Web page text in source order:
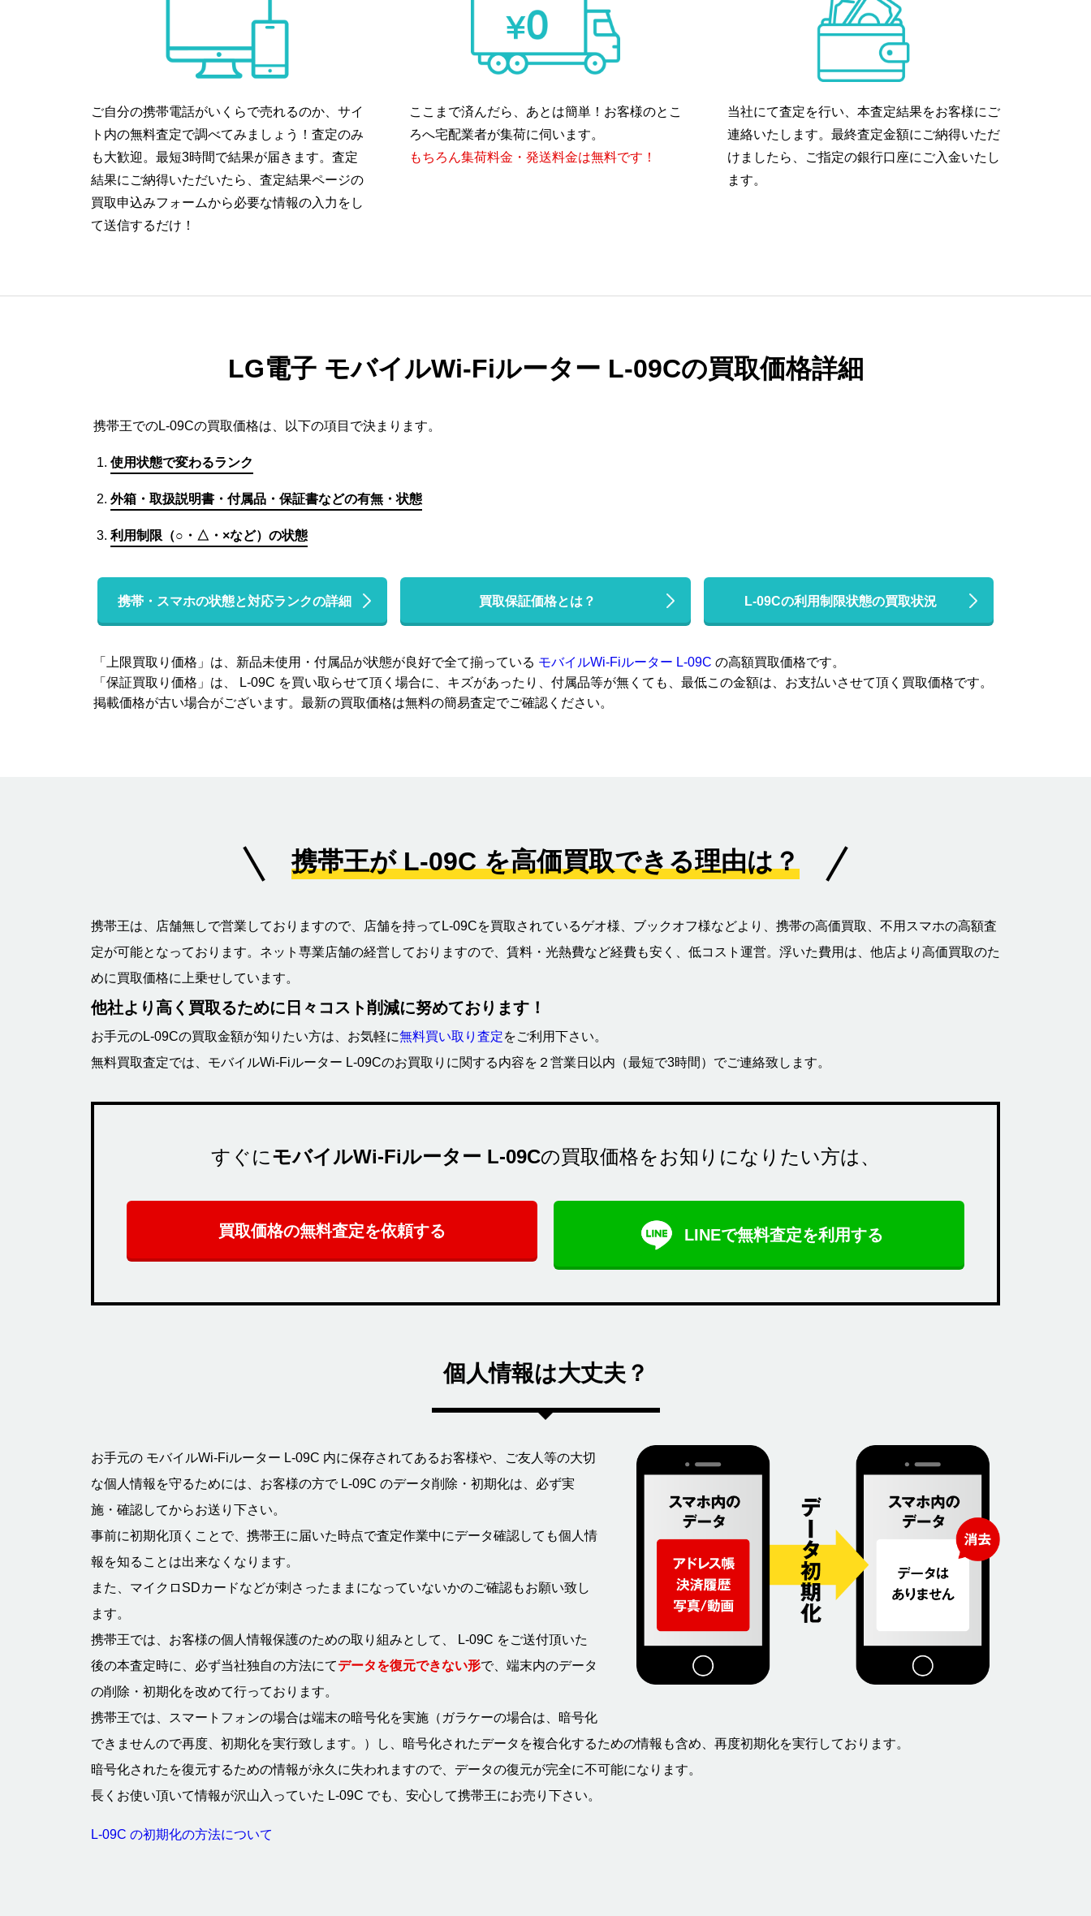
ご自分の携帯電話がいくらで売れるのか、サイ
ト内の無料査定で調べてみましょう！査定のみ
も大歓迎。最短3時間で結果が届きます。査定
結果にご納得いただいたら、査定結果ページの
買取申込みフォームから必要な情報の入力をし
て送信するだけ！
ここまで済んだら、あとは簡単！お客様のとこ
ろへ宅配業者が集荷に伺います。
もちろん集荷料金・発送料金は無料です！
当社にて査定を行い、本査定結果をお客様にご
連絡いたします。最終査定金額にご納得いただ
けましたら、ご指定の銀行口座にご入金いたし
ます。
LG電子 モバイルWi-Fiルーター L-09Cの買取価格詳細
携帯王でのL-09Cの買取価格は、以下の項目で決まります。
使用状態で変わるランク
外箱・取扱説明書・付属品・保証書などの有無・状態
利用制限（○・△・×など）の状態
携帯・スマホの状態と対応ランクの詳細 買取保証価格とは？ L-09Cの利用制限状態の買取状況
「上限買取り価格」は、新品未使用・付属品が状態が良好で全て揃っている モバイルWi-Fiルーター L-09C の高額買取価格です。
「保証買取り価格」は、 L-09C を買い取らせて頂く場合に、キズがあったり、付属品等が無くても、最低この金額は、お支払いさせて頂く買取価格です。
掲載価格が古い場合がございます。最新の買取価格は無料の簡易査定でご確認ください。
携帯王が L-09C を高価買取できる理由は？
携帯王は、店舗無しで営業しておりますので、店舗を持ってL-09Cを買取されているゲオ様、ブックオフ様などより、携帯の高価買取、不用スマホの高額査
定が可能となっております。ネット専業店舗の経営しておりますので、賃料・光熱費など経費も安く、低コスト運営。浮いた費用は、他店より高価買取のた
めに買取価格に上乗せしています。
他社より高く買取るために日々コスト削減に努めております！
お手元のL-09Cの買取金額が知りたい方は、お気軽に無料買い取り査定をご利用下さい。
無料買取査定では、モバイルWi-Fiルーター L-09Cのお買取りに関する内容を２営業日以内（最短で3時間）でご連絡致します。
すぐにモバイルWi-Fiルーター L-09Cの買取価格をお知りになりたい方は、
買取価格の無料査定を依頼する LINEで無料査定を利用する
個人情報は大丈夫？
お手元の モバイルWi-Fiルーター L-09C 内に保存されてあるお客様や、ご友人等の大切
な個人情報を守るためには、お客様の方で L-09C のデータ削除・初期化は、必ず実
施・確認してからお送り下さい。
事前に初期化頂くことで、携帯王に届いた時点で査定作業中にデータ確認しても個人情
報を知ることは出来なくなります。
また、マイクロSDカードなどが刺さったままになっていないかのご確認もお願い致し
ます。
携帯王では、お客様の個人情報保護のための取り組みとして、 L-09C をご送付頂いた
後の本査定時に、必ず当社独自の方法にてデータを復元できない形で、端末内のデータ
の削除・初期化を改めて行っております。
携帯王では、スマートフォンの場合は端末の暗号化を実施（ガラケーの場合は、暗号化
できませんので再度、初期化を実行致します。）し、暗号化されたデータを複合化するための情報も含め、再度初期化を実行しております。
暗号化されたを復元するための情報が永久に失われますので、データの復元が完全に不可能になります。
長くお使い頂いて情報が沢山入っていた L-09C でも、安心して携帯王にお売り下さい。
L-09C の初期化の方法について